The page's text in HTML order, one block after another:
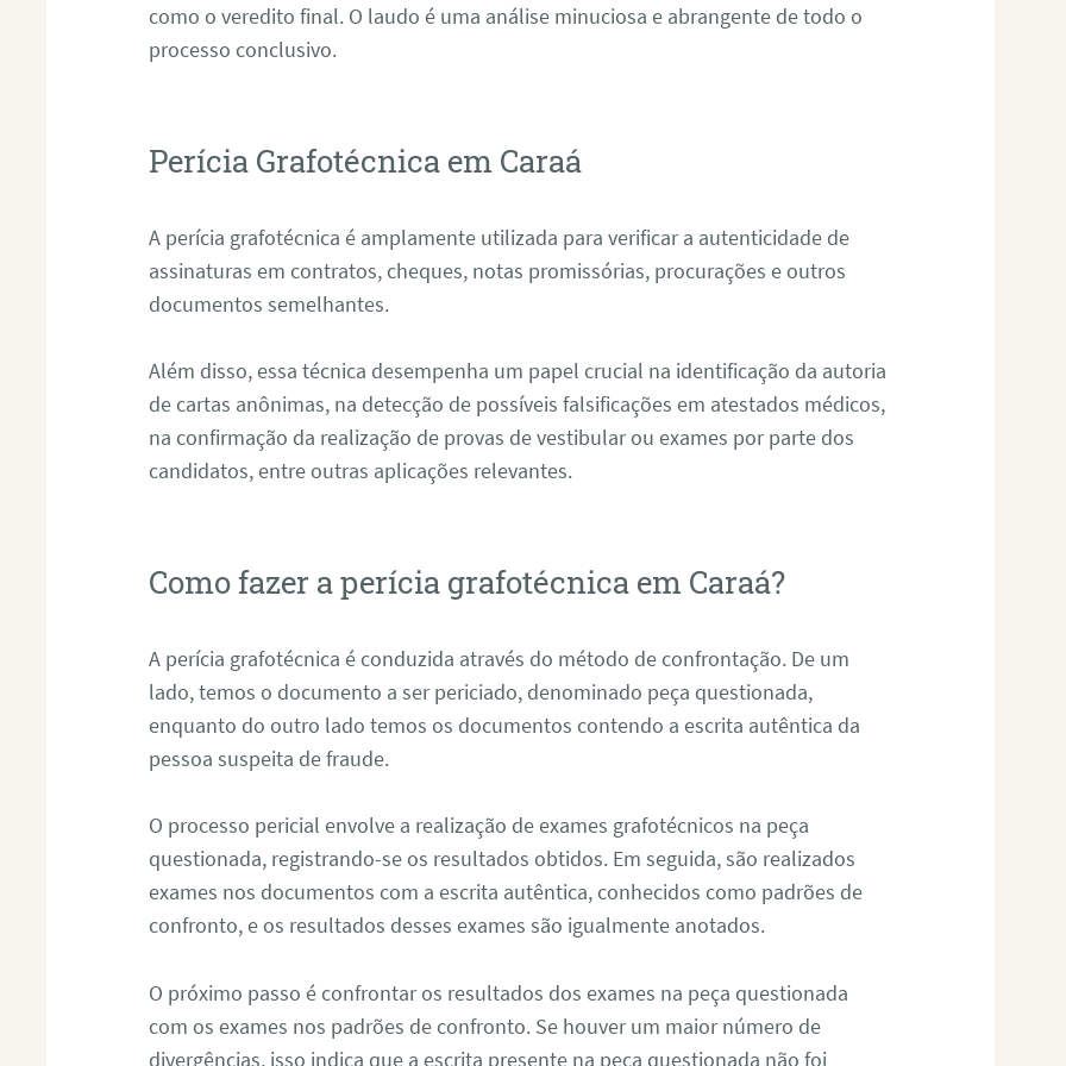
como o veredito final. O laudo é uma análise minuciosa e abrangente de todo o
processo conclusivo.
Perícia Grafotécnica em Caraá
A perícia grafotécnica é amplamente utilizada para verificar a autenticidade de
assinaturas em contratos, cheques, notas promissórias, procurações e outros
documentos semelhantes.
Além disso, essa técnica desempenha um papel crucial na identificação da autoria
de cartas anônimas, na detecção de possíveis falsificações em atestados médicos,
na confirmação da realização de provas de vestibular ou exames por parte dos
candidatos, entre outras aplicações relevantes.
Como fazer a perícia grafotécnica em Caraá?
A perícia grafotécnica é conduzida através do método de confrontação. De um
lado, temos o documento a ser periciado, denominado peça questionada,
enquanto do outro lado temos os documentos contendo a escrita autêntica da
pessoa suspeita de fraude.
O processo pericial envolve a realização de exames grafotécnicos na peça
questionada, registrando-se os resultados obtidos. Em seguida, são realizados
exames nos documentos com a escrita autêntica, conhecidos como padrões de
confronto, e os resultados desses exames são igualmente anotados.
O próximo passo é confrontar os resultados dos exames na peça questionada
com os exames nos padrões de confronto. Se houver um maior número de
divergências, isso indica que a escrita presente na peça questionada não foi